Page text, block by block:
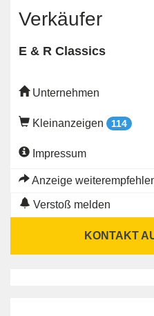
Verkäufer
E & R Classics
Unternehmen
Kleinanzeigen 114
Impressum
Anzeige
Verstoß melden
KONTAKT